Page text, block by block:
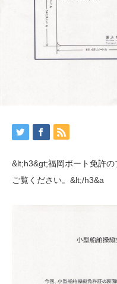
&lt;h3&gt;福岡ボート免許
ご覧ください。&lt;/h3&a